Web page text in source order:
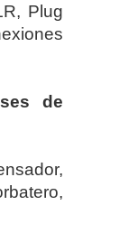
Plug
de